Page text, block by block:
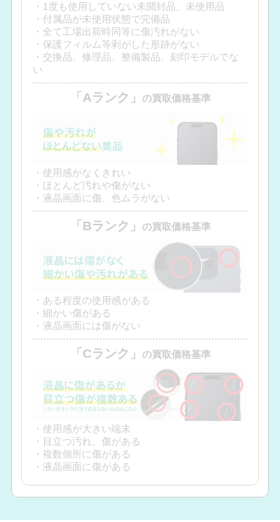
・1度も使用していない未開封品、未使用品
・付属品が未使用状態で完備品
・全て工場出荷時同等に傷汚れがない
・保護フィルム等剥がした形跡がない
・交換品、修理品、整備製品、刻印モデルでな
い
「Aランク」 の買取価格基準
・使用感がなくきれい
・ほとんど汚れや傷がない
・液晶画面に傷、色ムラがない
「Bランク」 の買取価格基準
・ある程度の使用感がある
・細かい傷がある
・液晶画面には傷がない
「Cランク」 の買取価格基準
・使用感が大きい端末
・目立つ汚れ、傷がある
・複数個所に傷がある
・液晶画面に傷がある